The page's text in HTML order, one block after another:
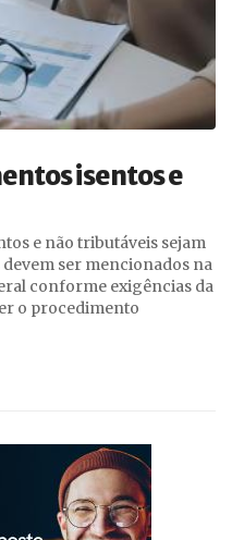
isentos e
e não tributáveis sejam
ser mencionados na
conforme exigências da
o procedimento